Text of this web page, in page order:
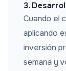
3.
Cuando el
aplicando
inversión
semana y